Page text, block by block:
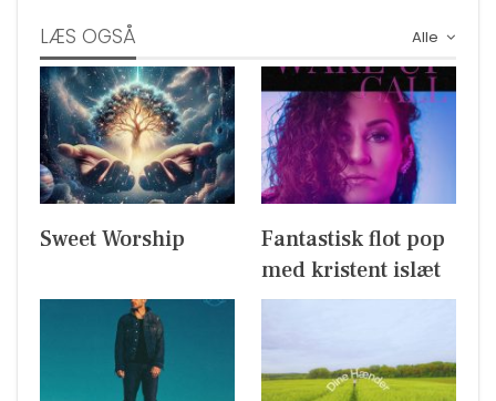
Alle
LÆS OGSÅ
Sweet Worship
Fantastisk flot pop
med kristent islæt